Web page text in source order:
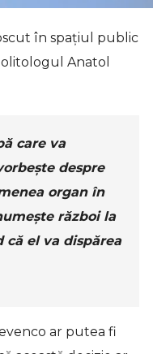
în spațiul public
Anatol
care va
despre
organ în
război la
că el va dispărea
ar putea fi